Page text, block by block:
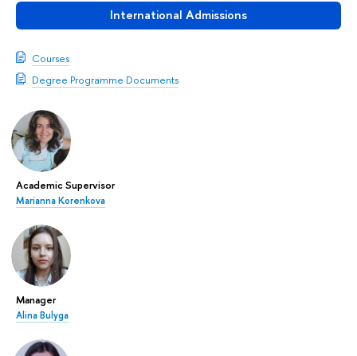
International Admissions
Courses
Degree Programme Documents
Academic Supervisor
Marianna Korenkova
Manager
Alina Bulyga